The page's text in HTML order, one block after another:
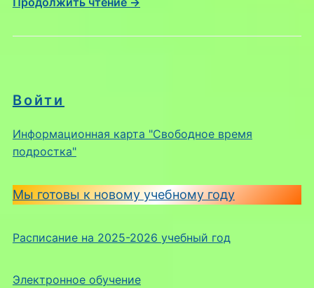
Войти
Информационная карта "Свободное время
подростка"
Мы готовы к новому учебному году
Расписание на 2025-2026 учебный год
Электронное обучение